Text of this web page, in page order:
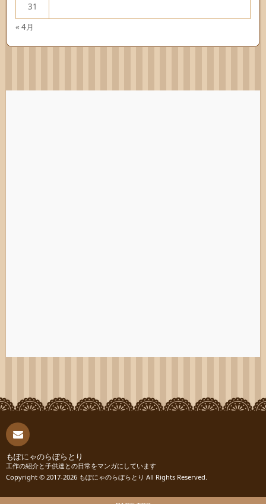
« 4月
31
連絡
先
もぽにゃのらぼらとり
工作の紹介と子供達との日常をマンガにしています
Copyright © 2017-2026 もぽにゃのらぼらとり All Rights Reserved.